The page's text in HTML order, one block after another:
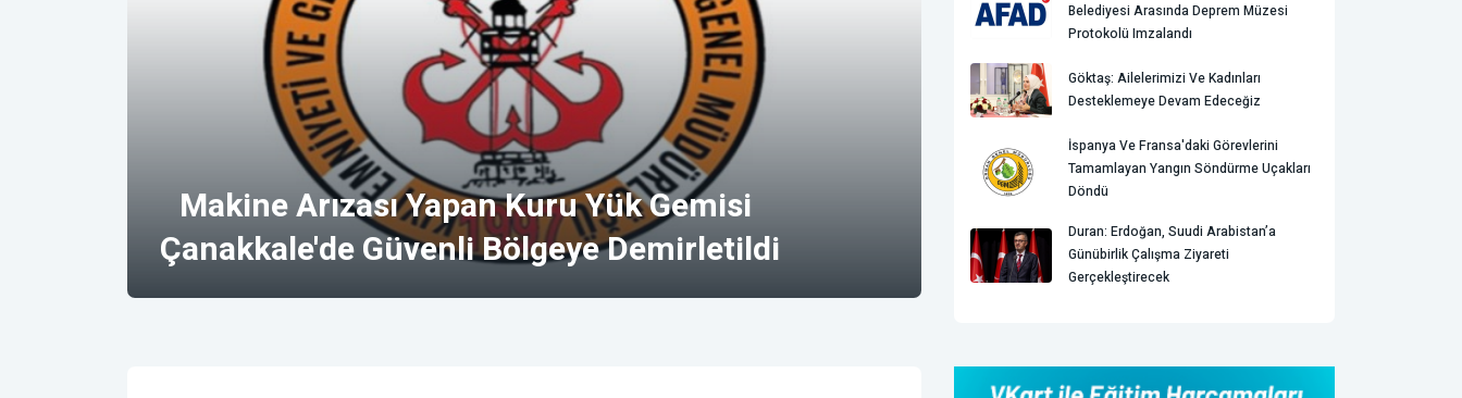
Makine Arızası Yapan Kuru Yük Gemisi
Çanakkale'de Güvenli Bölgeye Demirletildi
Belediyesi Arasında Deprem Müzesi
Protokolü Imzalandı
Göktaş: Ailelerimizi Ve Kadınları
Desteklemeye Devam Edeceğiz
İspanya Ve Fransa'daki Görevlerini
Tamamlayan Yangın Söndürme Uçakları
Döndü
Duran: Erdoğan, Suudi Arabistan’a
Günübirlik Çalışma Ziyareti
Gerçekleştirecek